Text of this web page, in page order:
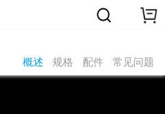
概述
规格 配件 常见问题